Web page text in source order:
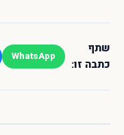
שתף
כתבה זו:
WhatsApp